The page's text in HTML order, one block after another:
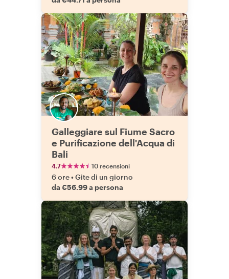
Galleggiare sul Fiume Sacro
e Purificazione dell'Acqua di
Bali
4.7 10 recensioni
6 ore•Gite di un giorno
da €56.99 a persona